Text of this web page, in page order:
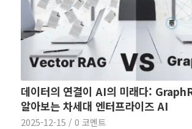
데이터의 연결이 AI의 미래다:
알아보는 차세대 엔터프라이즈 AI
2025-12-15 / 0 코멘트